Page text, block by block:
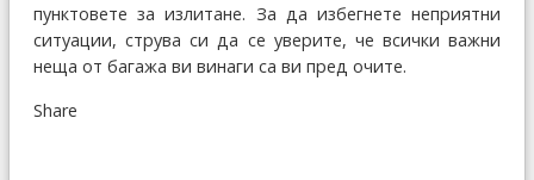
пунктовете за излитане. За да избегнете неприятни
ситуации, струва си да се уверите, че всички важни
неща от багажа ви винаги са ви пред очите.
Share